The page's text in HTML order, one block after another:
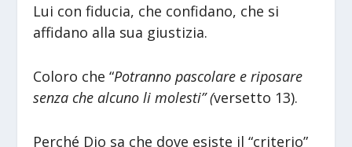
Lui con fiducia, che confidano, che si
affidano alla sua giustizia.
Coloro che “Potranno pascolare e riposare
senza che alcuno li molesti” (versetto 13).
Perché Dio sa che dove esiste il “criterio”